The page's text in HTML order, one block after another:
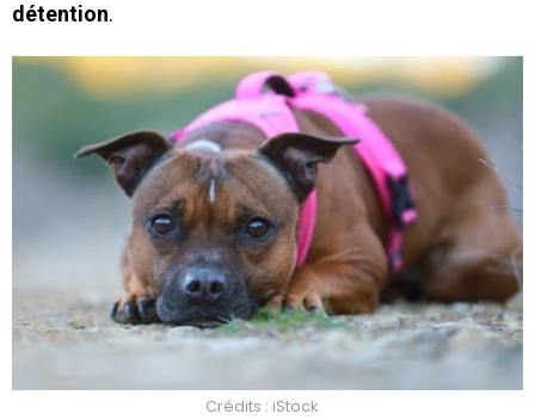
détention.
Crédits : iStock